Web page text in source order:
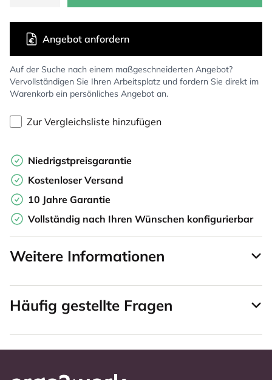
Auf der Suche nach einem maßgeschneiderten Angebot?
Vervollständigen Sie Ihren Arbeitsplatz und fordern Sie direkt im
Warenkorb ein persönliches Angebot an.
Angebot anfordern
Zur Vergleichsliste hinzufügen
Niedrigstpreisgarantie
Kostenloser Versand
10 Jahre Garantie
Vollständig nach Ihren Wünschen konfigurierbar
Weitere Informationen
Häufig gestellte Fragen